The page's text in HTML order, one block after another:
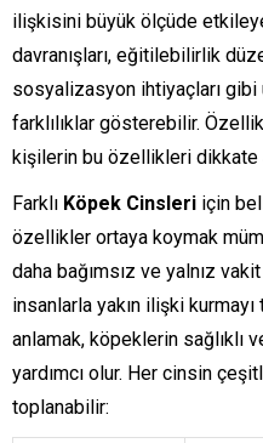
ilişkisini büyük ölçüde
davranışları, eğitilebilirlik
sosyalizasyon ihtiyaçları gibi
farklılıklar gösterebilir.
kişilerin bu özellikleri dikkate
Farklı Köpek Cinsleri için
özellikler ortaya koymak
daha bağımsız ve yalnız
insanlarla yakın ilişki kurmayı
anlamak, köpeklerin sağlıklı
yardımcı olur. Her cinsin
toplanabilir: